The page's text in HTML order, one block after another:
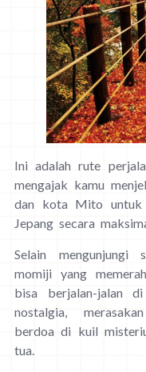
Ini adalah rute
mengajak kamu
dan kota Mito untuk
Jepang secara
Selain
momiji yang
bisa berjalan-jalan
nostalgia,
berdoa di kuil
tua.